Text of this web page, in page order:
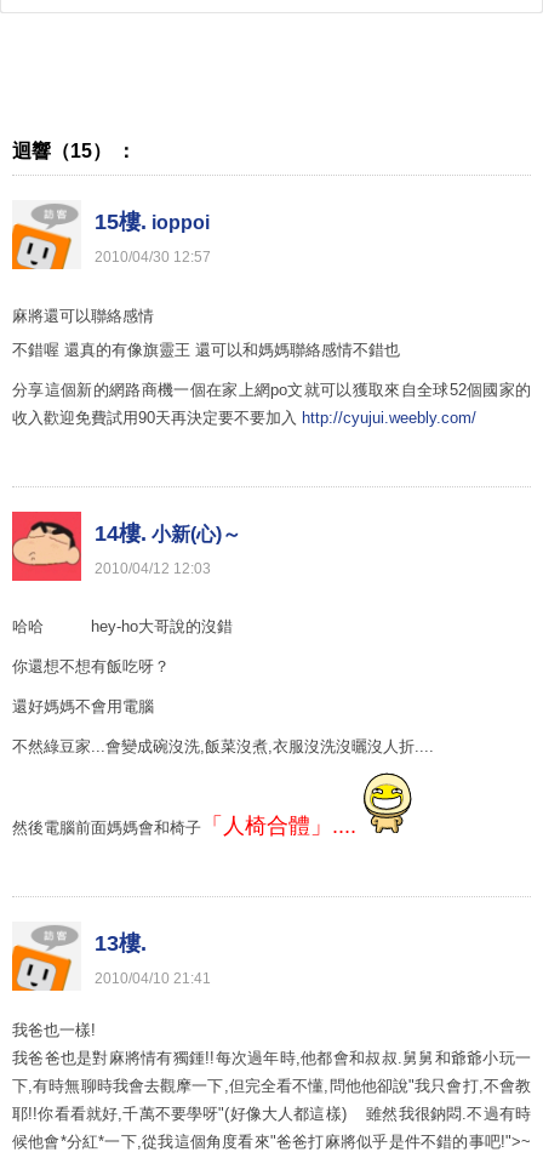
迴響（15） ：
15樓. ioppoi
2010/04/30 12:57
麻將還可以聯絡感情
不錯喔 還真的有像旗靈王 還可以和媽媽聯絡感情不錯也
分享這個新的網路商機一個在家上網po文就可以獲取來自全球52個國家的
收入歡迎免費試用90天再決定要不要加入 http://cyujui.weebly.com/
14樓. 小新(心)～
2010/04/12 12:03
哈哈 hey-ho大哥說的沒錯
你還想不想有飯吃呀？
還好媽媽不會用電腦
不然綠豆家...會變成碗沒洗,飯菜沒煮,衣服沒洗沒曬沒人折....
然後電腦前面媽媽會和椅子 「人椅合體」....
13樓.
2010/04/10 21:41
我爸也一樣!
我爸爸也是對麻將情有獨鍾!!每次過年時,他都會和叔叔.舅舅和爺爺小玩一
下,有時無聊時我會去觀摩一下,但完全看不懂,問他他卻說"我只會打,不會教
耶!!你看看就好,千萬不要學呀"(好像大人都這樣) 雖然我很鈉悶.不過有時
候他會*分紅*一下,從我這個角度看來"爸爸打麻將似乎是件不錯的事吧!">~